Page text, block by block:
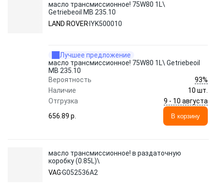
масло трансмиссионное! 75W80 1L\
Getriebeoil МВ 235.10
LAND ROVER IYK500010
Лучшее предложение
масло трансмиссионное! 75W80 1L\ Getriebeoil
МВ 235.10
Вероятность
93%
Наличие
10 шт.
Отгрузка
9 - 10 августа
656.89 p.
В корзину
масло трансмиссионное! в раздаточную
коробку (0.85L)\
VAGG052536A2